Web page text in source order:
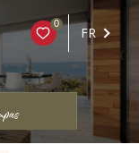
0
FR